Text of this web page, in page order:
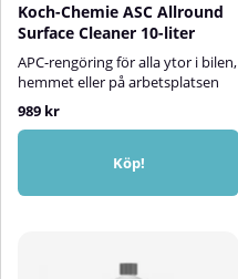
Koch-Chemie ASC Allround
Surface Cleaner 10-liter
APC-rengöring för alla ytor i bilen,
hemmet eller på arbetsplatsen
989 kr
Köp!